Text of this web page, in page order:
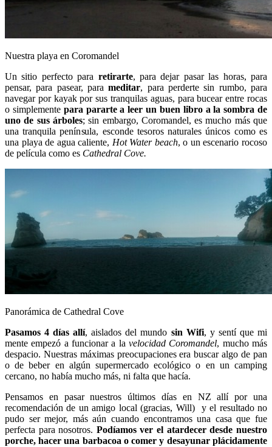
Nuestra playa en Coromandel
Un sitio perfecto para retirarte, para dejar pasar las horas, para
pensar, para pasear, parameditar, para perderte sin rumbo, para
navegar por kayak por sus tranquilas aguas, para bucear entre rocas
o simplemente para pararte a leer un buen libro a la sombra de
uno de sus árboles; sin embargo, Coromandel, es mucho más que
una tranquila península, esconde tesoros naturales únicos como es
una playa de agua caliente, Hot Water beach, o un escenario rocoso
de película como es Cathedral Cove.
Panorámica de Cathedral Cove
Pasamos 4 días allí, aislados del mundo sin Wifi, y sentí que mi
mente empezó a funcionar a la velocidad Coromandel, mucho más
despacio. Nuestras máximas preocupaciones era buscar algo de pan
o de beber en algún supermercado ecológico o en un camping
cercano, no había mucho más, ni falta que hacía.
Pensamos en pasar nuestros últimos días en NZ allí por una
recomendación de un amigo local (gracias, Will) y el resultado no
pudo ser mejor, más aún cuando encontramos una casa que fue
perfecta para nosotros. Podíamos ver el atardecer desde nuestro
porche, hacer una barbacoa o comer y desayunar plácidamente